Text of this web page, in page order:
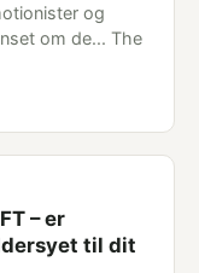
og
om de... The
– er
til dit